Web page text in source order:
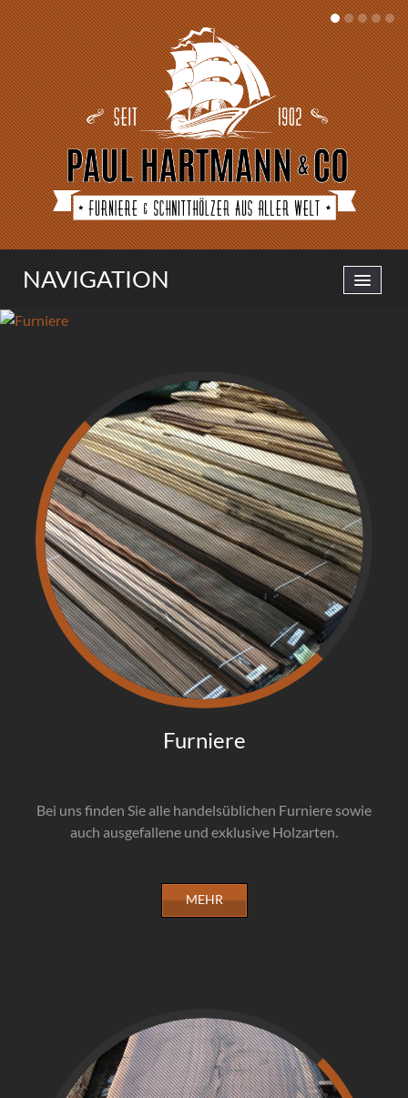
NAVIGATION
STARTSEITE
AKTUELL
REFERENZEN
ANFRAGE
HISTORIE
ZERTIFIZIERUNGEN
Furniere
Bei uns finden Sie alle handelsüblichen Furniere sowie
auch ausgefallene und exklusive Holzarten.
MEHR